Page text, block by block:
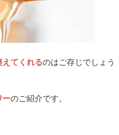
てくれるのはご存じでしょう
ーのご紹介です。